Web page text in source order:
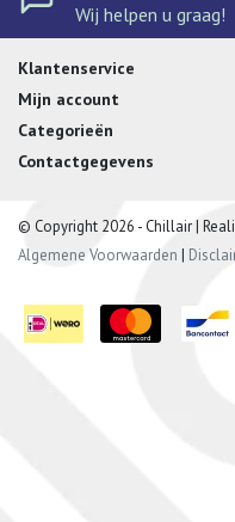
Wij helpen u graag!
Klantenservice
Mijn account
Categorieën
Contactgegevens
© Copyright 2026 - Chillair |
Algemene Voorwaarden |